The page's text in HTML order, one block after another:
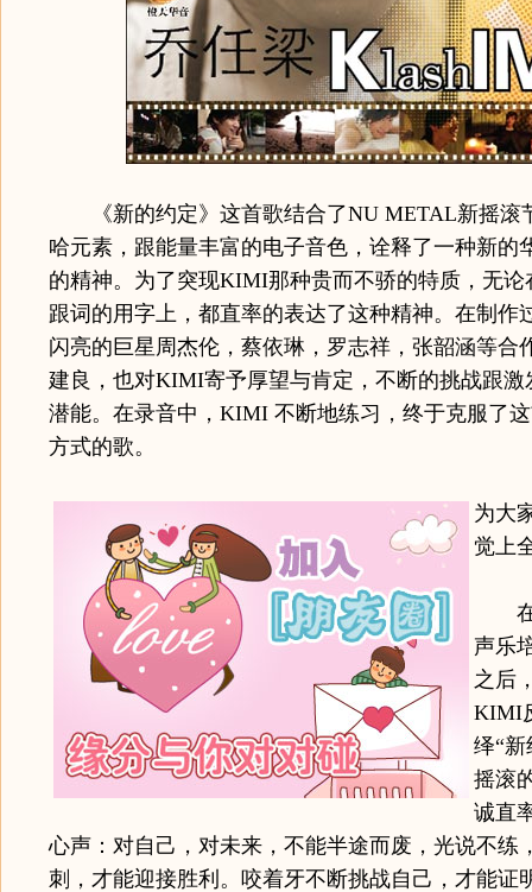
《新的约定》这首歌结合了NU METAL新摇滚
哈元素，跟能量丰富的电子音色，诠释了一种新的
的精神。为了突现KIMI那种贵而不骄的特质，无论
跟词的用字上，都直率的表达了这种精神。在制作
闪亮的巨星周杰伦，蔡依琳，罗志祥，张韶涵等合
建良，也对KIMI寄予厚望与肯定，不断的挑战跟
潜能。在录音中，KIMI 不断地练习，终于克服了
方式的歌。
为大
觉上
在
声乐
之后
KIMI
绎“
摇滚
诚直
心声：对自己，对未来，不能半途而废，光说不练
刺，才能迎接胜利。咬着牙不断挑战自己，才能证